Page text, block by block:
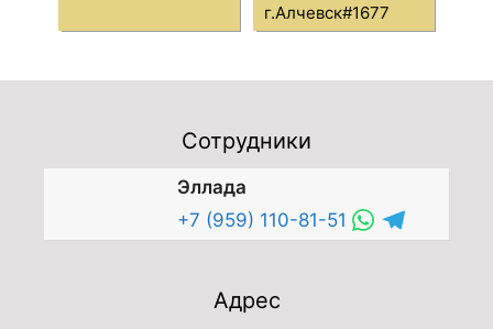
г.Алчевск#1677
Адрес
Сотрудники
Эллада
+7 (959) 110-81-51